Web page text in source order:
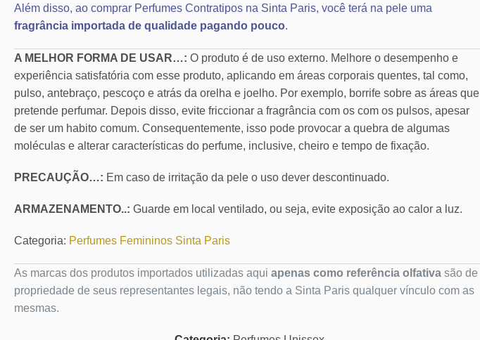
Além disso, ao comprar Perfumes Contratipos na Sinta Paris, você terá na pele uma
fragrância importada de qualidade pagando pouco.
A MELHOR FORMA DE USAR…: O produto é de uso externo. Melhore o desempenho e
experiência satisfatória com esse produto, aplicando em áreas corporais quentes, tal como,
pulso, antebraço, pescoço e atrás da orelha e joelho. Por exemplo, borrife sobre as áreas que
pretende perfumar. Depois disso, evite friccionar a fragrância com os com os pulsos, apesar
de ser um habito comum. Consequentemente, isso pode provocar a quebra de algumas
moléculas e alterar características do perfume, inclusive, cheiro e tempo de fixação.
PRECAUÇÃO…: Em caso de irritação da pele o uso dever descontinuado.
ARMAZENAMENTO..: Guarde em local ventilado, ou seja, evite exposição ao calor a luz.
Categoria: Perfumes Femininos Sinta Paris
As marcas dos produtos importados utilizadas aqui apenas como referência olfativa são de
propriedade de seus representantes legais, não tendo a Sinta Paris qualquer vínculo com as
mesmas.